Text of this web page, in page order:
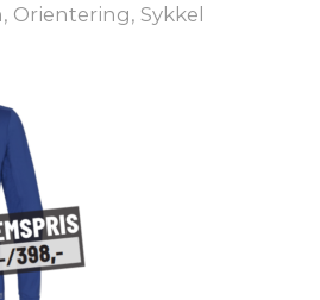
, Orientering, Sykkel